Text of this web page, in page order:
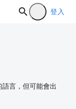
登入
言，但可能會出